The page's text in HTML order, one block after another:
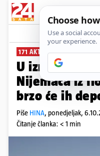
171 AKTIVISTA SU
U izraelskom
Nijemaca iz
brzo će ih
Piše HINA, ponedjeljak,
Čitanje članka: < 1 min